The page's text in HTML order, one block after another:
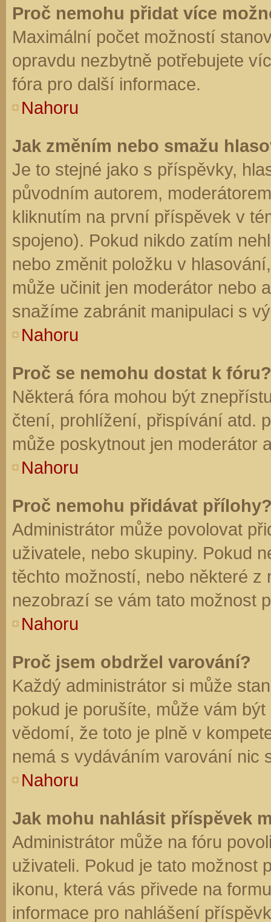
Proč nemohu přidat více
Maximální počet možností
opravdu nezbytně potřebujete
fóra pro další informace.
Nahoru
Jak změním nebo smažu
Je to stejné jako s příspěvky,
původním autorem,
kliknutím na první příspěvek v
spojeno). Pokud nikdo zatím
nebo změnit položku v
může učinit jen moderátor nebo
snažíme zabránit manipulaci s
Nahoru
Proč se nemohu dostat k fóru?
Některá fóra mohou být
čtení, prohlížení, přispívání atd.
může poskytnout jen moderátor
Nahoru
Proč nemohu přidávat
Administrátor může povolovat
uživatele, nebo skupiny. Pokud
těchto možností, nebo některé z
nezobrazí se vám tato možnost
Nahoru
Proč jsem obdržel varování?
Každý administrátor si může
pokud je porušíte, může vám
vědomí, že toto je plně v
nemá s vydáváním varování nic
Nahoru
Jak mohu nahlásit příspěvek
Administrátor může na fóru
uživateli. Pokud je tato možnost
ikonu, která vás přivede na
informace pro nahlášení